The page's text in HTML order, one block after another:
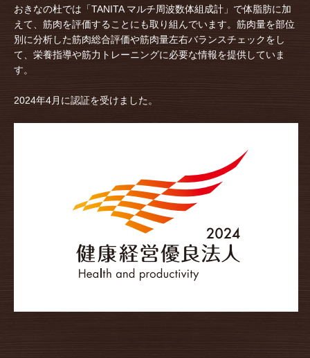
おきなの杜では「TANITA マルチ周波数体組成計」で体脂肪に加
えて、筋肉を評価することにも取り組んでいます。筋肉量を部位
別に分析した筋肉総合評価や筋肉量左右バランスチェックをし
て、栄養指導や筋力トレーニングに必要な情報を提供していま
す。
2024年4月に認証を受けました。